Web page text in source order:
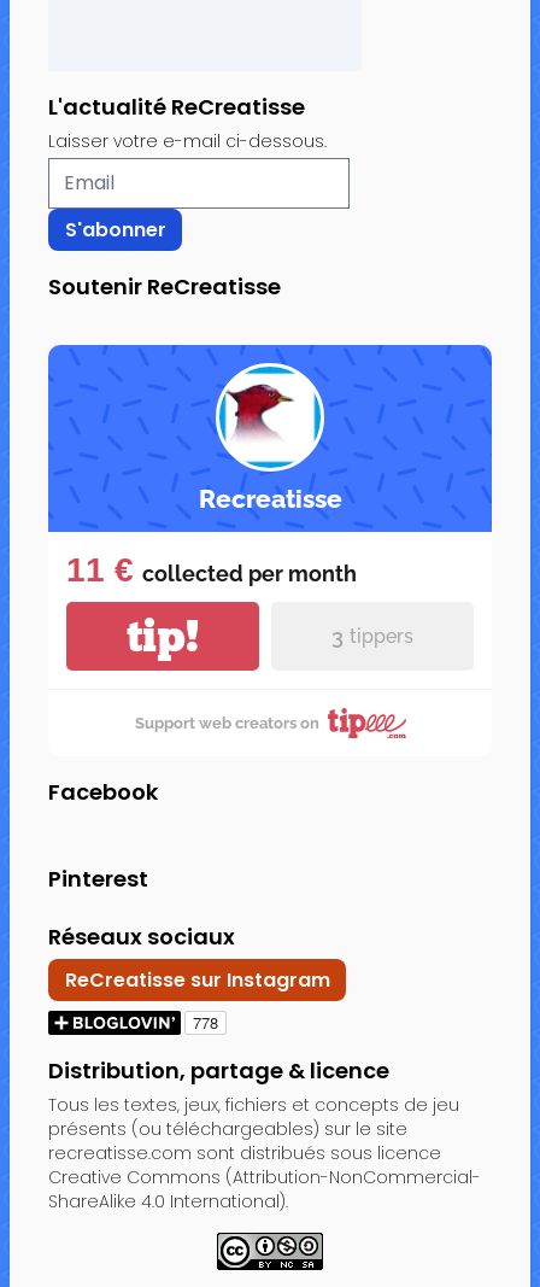
L'actualité ReCreatisse
Laisser votre e-mail ci-dessous.
Soutenir ReCreatisse
Recreatisse
11 € collected per month
tip! 3 tippers
Support web creators on
Facebook
Pinterest
Réseaux sociaux
ReCreatisse sur Instagram
Distribution, partage & licence
Tous les textes, jeux, fichiers et concepts de jeu
présents (ou téléchargeables) sur le site
recreatisse.com sont distribués sous licence
Creative Commons (Attribution-NonCommercial-
ShareAlike 4.0 International).